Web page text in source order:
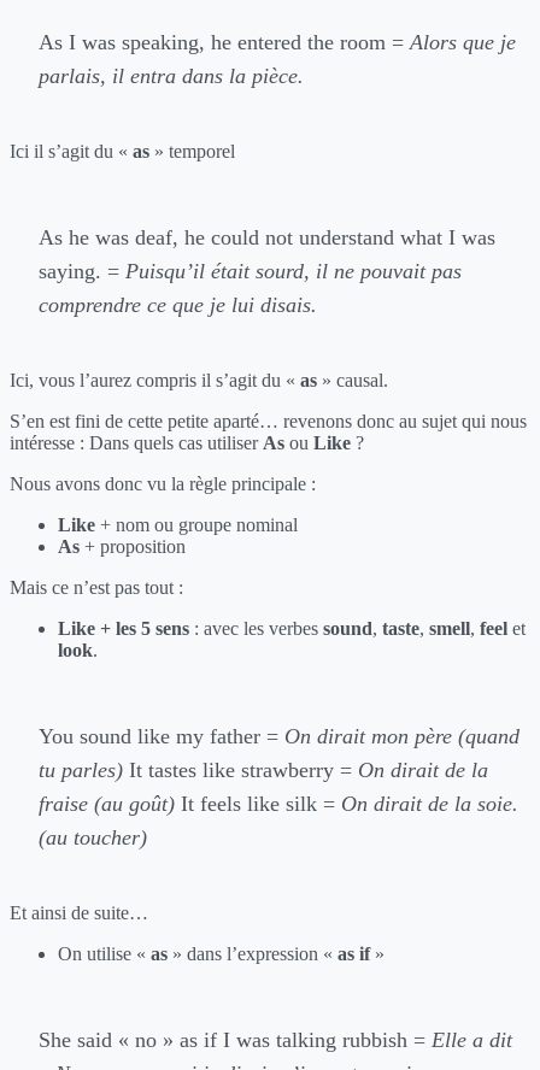
As I was speaking, he entered the room =Alors que je
parlais, il entra dans la pièce.
Ici il s’agit du « as » temporel
As he was deaf, he could not understand what I was
saying. = Puisqu’il était sourd, il ne pouvait pas
comprendre ce que je lui disais.
Ici, vous l’aurez compris il s’agit du « as » causal.
S’en est fini de cette petite aparté… revenons donc au sujet qui nous
intéresse : Dans quels cas utiliserAs ou Like ?
Nous avons donc vu la règle principale :
Like + nom ou groupe nominal
As + proposition
Mais ce n’est pas tout :
Like + les 5 sens : avec les verbes sound, taste, smell, feel et
look.
You sound like my father = On dirait mon père (quand
tu parles) It tastes like strawberry = On dirait de la
fraise (au goût) It feels like silk = On dirait de la soie.
(au toucher)
Et ainsi de suite…
On utilise « as » dans l’expression « as if»
She said « no » as if I was talking rubbish = Elle a dit